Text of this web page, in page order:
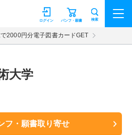
パンフ・願書
ログイン 検索
で2000円分電子図書カードGET
大学
フ・願書取り寄せ